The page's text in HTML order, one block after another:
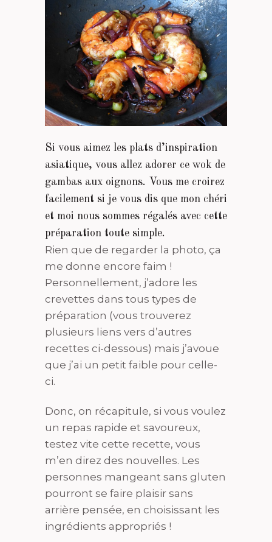
Si vous aimez les plats d’inspiration
asiatique, vous allez adorer ce wok de
gambas aux oignons. Vous me croirez
facilement si je vous dis que mon chéri
et moi nous sommes régalés avec cette
préparation toute simple.
Rien que de regarder la photo, ça
me donne encore faim !
Personnellement, j’adore les
crevettes dans tous types de
préparation (vous trouverez
plusieurs liens vers d’autres
recettes ci-dessous) mais j’avoue
que j’ai un petit faible pour celle-
ci.
Donc, on récapitule, si vous voulez
un repas rapide et savoureux,
testez vite cette recette, vous
m’en direz des nouvelles. Les
personnes mangeant sans gluten
pourront se faire plaisir sans
arrière pensée, en choisissant les
ingrédients appropriés !